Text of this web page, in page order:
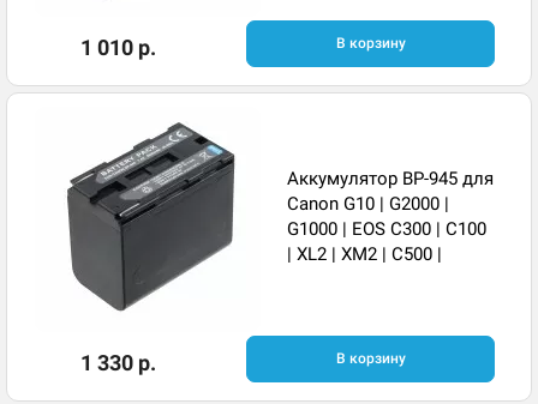
1 010 р. В корзину
Аккумулятор BP-945 для
Canon G10 | G2000 |
G1000 | EOS C300 | C100
| XL2 | XM2 | C500 |
1 330 р. В корзину